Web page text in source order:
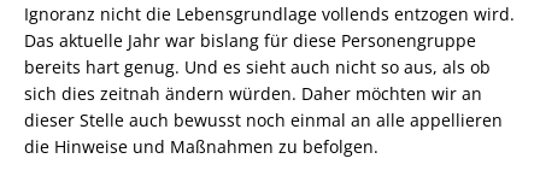
Ignoranz nicht die Lebensgrundlage vollends entzogen wird.
Das aktuelle Jahr war bislang für diese Personengruppe
bereits hart genug. Und es sieht auch nicht so aus, als ob
sich dies zeitnah ändern würden. Daher möchten wir an
dieser Stelle auch bewusst noch einmal an alle appellieren
die Hinweise und Maßnahmen zu befolgen.